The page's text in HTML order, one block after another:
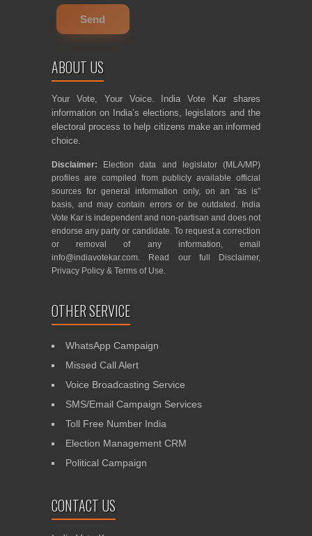
ABOUT US
Your Vote, Your Voice. India Vote Kar shares
information on India’s elections, legislators and the
electoral process to help citizens make an informed
choice.
Disclaimer: Election data and legislator (MLA/MP)
profiles are compiled from publicly available official
sources for general information only, on an “as is”
basis, and may contain errors or be outdated. India
Vote Kar is independent and non-partisan and does not
endorse any party or candidate. To request a correction
or removal of any information, email
info@indiavotekar.com. Read our full Disclaimer,
Privacy Policy & Terms of Use.
OTHER SERVICE
WhatsApp Campaign
Missed Call Alert
Voice Broadcasting Service
SMS/Email Campaign Services
Toll Free Number India
Election Management CRM
Political Campaign
CONTACT US